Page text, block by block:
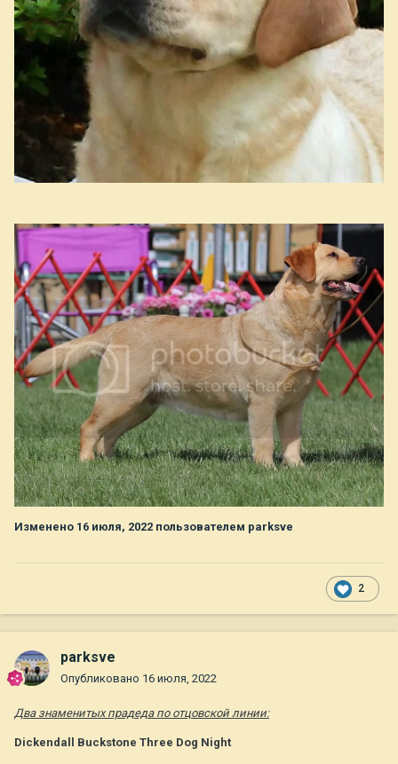
Изменено 16 июля, 2022 пользователем parksve
2
parksve
Опубликовано 16 июля, 2022
Два знаменитых прадеда по отцовской линии:
Dickendall Buckstone Three Dog Night